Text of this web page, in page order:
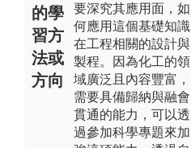
的學
習方
法或
方向
要深究其應用面，如
何應用這個基礎知識
在工程相關的設計與
製程。因為化工的領
域廣泛且內容豐富，
需要具備歸納與融會
貫通的能力，可以透
過參加科學專題來加